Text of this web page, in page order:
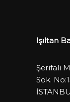
Işıltan
Şerifali
Sok.